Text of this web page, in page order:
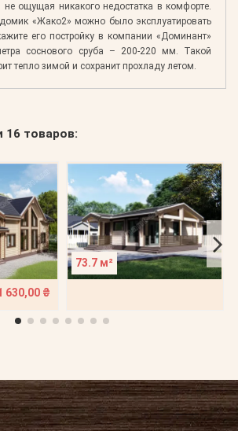
ощущая никакого недостатка в комфорте.
«Жако2» можно было эксплуатировать
его постройку в компании «Доминант»
соснового сруба – 200-220 мм. Такой
тепло зимой и сохранит прохладу летом.
16 товаров:
630,00 ₴
73.7 м²